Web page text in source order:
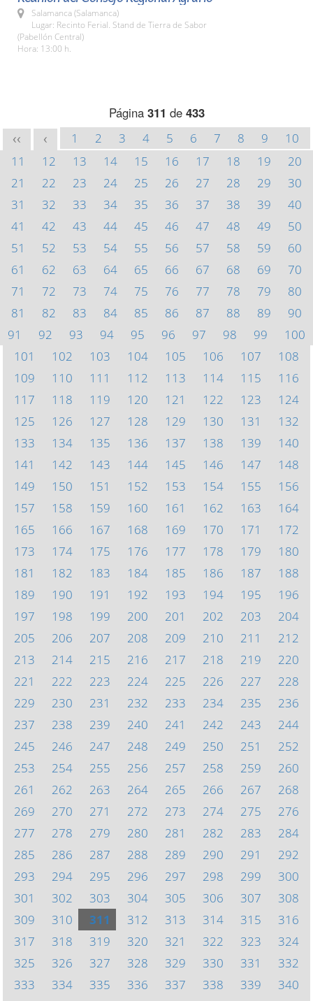
Salamanca (Salamanca)
Lugar: Recinto Ferial. Stand de Tierra de Sabor
(Pabellón Central)
Hora: 13:00 h.
Página 311 de 433
<< < 1 2 3 4 5 6 7 8 9
10
11
12 13 14 15 16 17 18 19
20
21
22 23 24 25 26 27 28 29
30
31
32 33 34 35 36 37 38 39
40
41
42 43 44 45 46 47 48 49
50
51
52 53 54 55 56 57 58 59
60
61
62 63 64 65 66 67 68 69
70
71
72 73 74 75 76 77 78 79
80
81
82 83 84 85 86 87 88 89
90
91
92 93 94 95 96 97 98 99
100
101
102 103 104 105 106 107
108
109
110 111 112 113 114 115
116
117
118 119 120 121 122 123
124
125
126 127 128 129 130 131
132
133
134 135 136 137 138 139
140
141
142 143 144 145 146 147
148
149
150 151 152 153 154 155
156
157
158 159 160 161 162 163
164
165
166 167 168 169 170 171
172
173
174 175 176 177 178 179
180
181
182 183 184 185 186 187
188
189
190 191 192 193 194 195
196
197
198 199 200 201 202 203
204
205
206 207 208 209 210 211
212
213
214 215 216 217 218 219
220
221
222 223 224 225 226 227
228
229
230 231 232 233 234 235
236
237
238 239 240 241 242 243
244
245
246 247 248 249 250 251
252
253
254 255 256 257 258 259
260
261
262 263 264 265 266 267
268
269
270 271 272 273 274 275
276
277
278 279 280 281 282 283
284
285
286 287 288 289 290 291
292
293
294 295 296 297 298 299
300
301
302 303 304 305 306 307
308
309
310 311 312 313 314 315
316
317
318 319 320 321 322 323
324
325
326 327 328 329 330 331
332
333
334 335 336 337 338 339
340